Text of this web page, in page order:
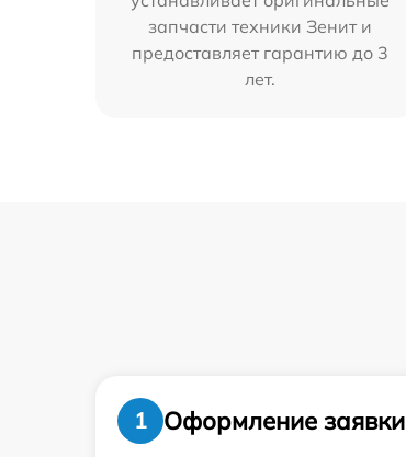
запчасти техники Зенит и
предоставляет гарантию до 3
лет.
1
Оформление заявки